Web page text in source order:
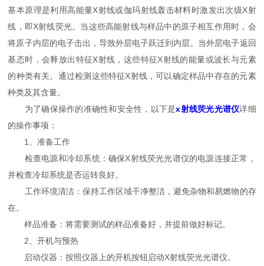
基本原理是利用高能量X射线或伽玛射线轰击材料时激发出次级X射
线，即X射线荧光。当这些高能射线与样品中的原子相互作用时，会
将原子内层的电子击出，导致外层电子跃迁到内层。当外层电子返回
基态时，会释放出特征X射线，这些特征X射线的能量或波长与元素
的种类有关。通过检测这些特征X射线，可以确定样品中存在的元素
种类及其含量。
为了确保操作的准确性和安全性，以下是x射线荧光光谱仪详细
的操作事项：
1、准备工作
检查电源和冷却系统：确保X射线荧光光谱仪的电源连接正常，
并检查冷却系统是否运转良好。
工作环境清洁：保持工作区域干净整洁，避免杂物和易燃物的存
在。
样品准备：将需要测试的样品准备好，并提前做好标记。
2、开机与预热
启动仪器：按照仪器上的开机按钮启动X射线荧光光谱仪。